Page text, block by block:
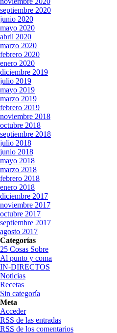
septiembre 2020
junio 2020
mayo 2020
abril 2020
marzo 2020
febrero 2020
enero 2020
diciembre 2019
julio 2019
mayo 2019
marzo 2019
febrero 2019
noviembre 2018
octubre 2018
septiembre 2018
julio 2018
junio 2018
mayo 2018
marzo 2018
febrero 2018
enero 2018
diciembre 2017
noviembre 2017
octubre 2017
septiembre 2017
agosto 2017
Categorías
25 Cosas Sobre
Al punto y coma
IN-DIRECTOS
Noticias
Recetas
Sin categoría
Meta
Acceder
RSS de las entradas
RSS de los comentarios